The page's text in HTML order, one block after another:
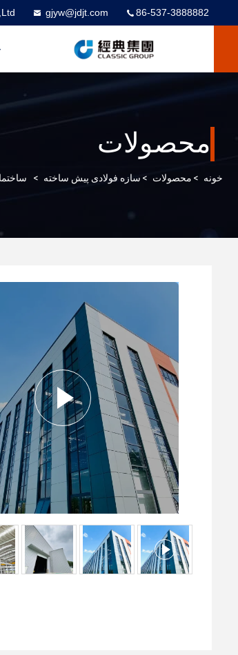
gjyw@jdjt.com 86-537-3888882
محصولات
خونه > محصولات > سازه فولادی پیش ساخته >